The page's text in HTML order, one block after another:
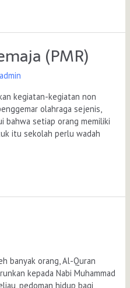
(PMR)
admin
kegiatan-kegiatan non
olahraga sejenis,
bahwa setiap orang memiliki
itu sekolah perlu wadah
banyak orang, Al-Quran
kepada Nabi Muhammad
pedoman hidup bagi